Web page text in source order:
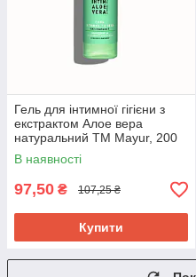
Гель для інтимної гігієни з
екстрактом Алое вера
натуральний TM Mayur, 200
мл
В наявності
97,50 ₴ 107,25 ₴
Купити